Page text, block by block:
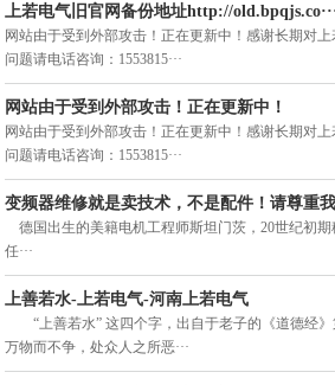
上若电气旧官网备份地址http://
网站由于受到外部攻击！正在更新中！感谢长期对
问题请电话咨询：1553815···
网站由于受到外部攻击！正在更新中！
网站由于受到外部攻击！正在更新中！感谢长期对
问题请电话咨询：1553815···
变频器维修就是卖技术，不是配件！请尊重
德国出生的美籍电机工程师斯坦门茨，20世纪初期
任···
上善若水-上若电气-河南上若电气
“上善若水” 这四个字，出自于老子的《道德经》
万物而不争，处众人之所恶···